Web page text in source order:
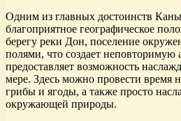
Одним из главных достоинств
благоприятное географическое
берегу реки Дон, поселение
полями, что создает неповторимую
предоставляет возможность
мере. Здесь можно провести время
грибы и ягоды, а также просто
окружающей природы.